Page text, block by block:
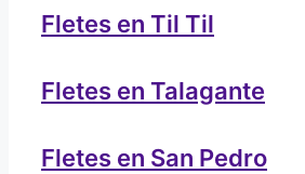
Fletes en Til Til
Fletes en Talagante
Fletes en San Pedro